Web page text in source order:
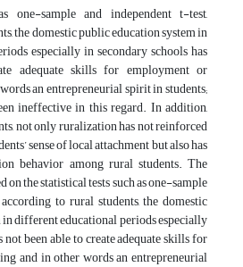
one-sample and independent t-test,
the domestic public education system in
especially in secondary schools has
adequate skills for employment or
an entrepreneurial spirit in students;
ineffective in this regard. In addition,
not only ruralization has not reinforced
sense of local attachment but also has
behavior among rural students. The
on the statistical tests such as one-sample
to rural students, the domestic
different educational periods especially
not been able to create adequate skills for
and in other words an entrepreneurial